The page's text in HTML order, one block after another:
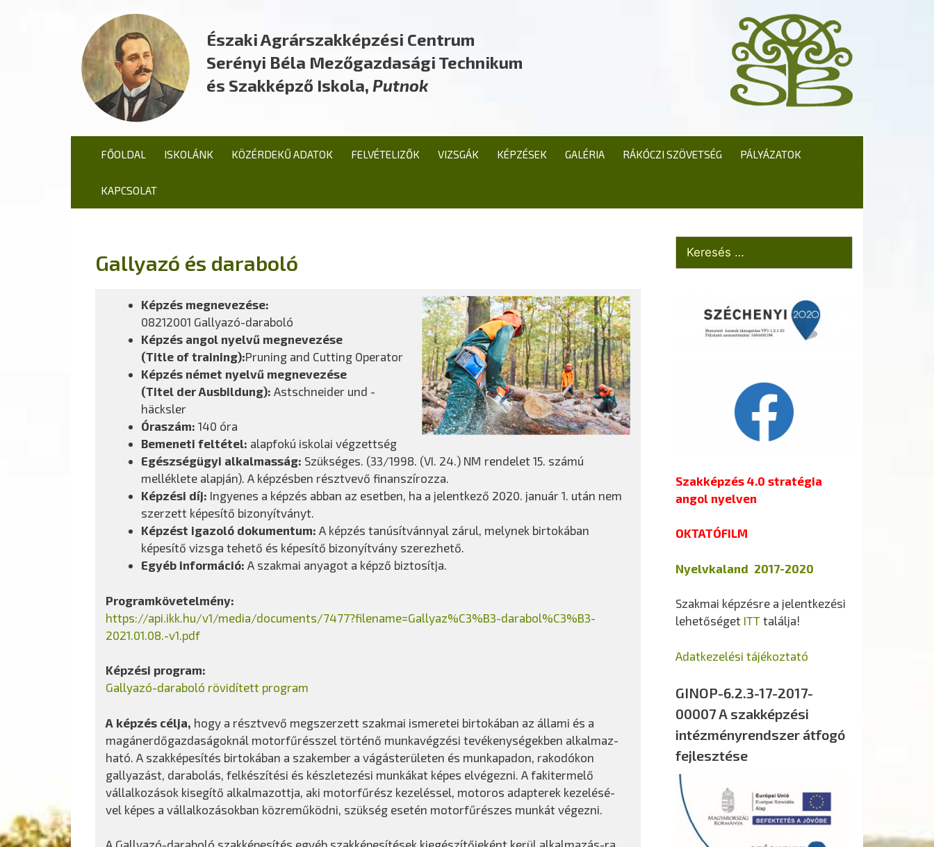
Északi Agrárszakképzési Centrum
Serényi Béla Mezőgazdasági Technikum
és Szakképző Iskola, Putnok
FŐOLDAL ISKOLÁNK KÖZÉRDEKŰ ADATOK FELVÉTELIZŐK VIZSGÁK KÉPZÉSEK GALÉRIA RÁKÓCZI SZÖVETSÉG PÁLYÁZATOK
KAPCSOLAT
Gallyazó és daraboló
Képzés megnevezése:
08212001 Gallyazó-daraboló
Képzés angol nyelvű megnevezése
(Title of training):Pruning and Cutting Operator
Képzés német nyelvű megnevezése
(Titel der Ausbildung): Astschneider und -
häcksler
Óraszám: 140 óra
Bemeneti feltétel: alapfokú iskolai végzettség
Egészségügyi alkalmasság: Szükséges. (33/1998. (VI. 24.) NM rendelet 15. számú
melléklete alapján). A képzésben résztvevő finanszírozza.
Képzési díj: Ingyenes a képzés abban az esetben, ha a jelentkező 2020. január 1. után nem
szerzett képesítő bizonyítványt.
Képzést igazoló dokumentum: A képzés tanúsítvánnyal zárul, melynek birtokában
képesítő vizsga tehető és képesítő bizonyítvány szerezhető.
Egyéb információ: A szakmai anyagot a képző biztosítja.
Programkövetelmény:
https://api.ikk.hu/v1/media/documents/7477?filename=Gallyaz%C3%B3-darabol%C3%B3-
2021.01.08.-v1.pdf
Képzési program:
Gallyazó-daraboló rövidített program
A képzés célja, hogy a résztvevő megszerzett szakmai ismeretei birtokában az állami és a
magánerdőgazdaságoknál motorfűrésszel történő munkavégzési tevékenységekben alkalmaz-
ható. A szakképesítés birtokában a szakember a vágásterületen és munkapadon, rakodókon
gallyazást, darabolás, felkészítési és készletezési munkákat képes elvégezni. A fakitermelő
vállalkozások kisegítő alkalmazottja, aki motorfűrész kezeléssel, motoros adapterek kezelésé-
vel képes a vállalkozásokban közreműködni, szükség esetén motorfűrészes munkát végezni.
A Gallyazó-daraboló szakképesítés egyéb szakképesítések kiegészítőjeként kerül alkalmazás-ra.
Szakképzés 4.0 stratégia
angol nyelven
OKTATÓFILM
Nyelvkaland 2017-2020
Szakmai képzésre a jelentkezési
lehetőséget ITT találja!
Adatkezelési tájékoztató
GINOP-6.2.3-17-2017-
00007 A szakképzési
intézményrendszer átfogó
fejlesztése